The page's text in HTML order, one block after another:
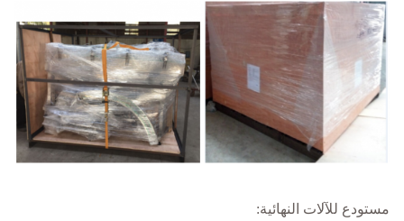
مستودع للآلات النهائية: